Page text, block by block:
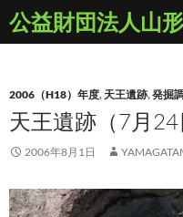
ン
ツ
へ
ッ
プ
検
索
2006（H18）年度, 天王遺跡,発掘
天王遺跡（7月24
2006年8月1日